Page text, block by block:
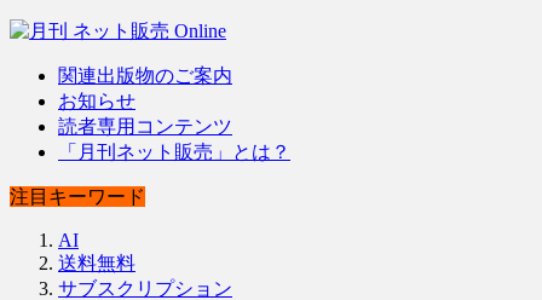
関連出版物のご案内
お知らせ
読者専用コンテンツ
「月刊ネット販売」とは？
注目キーワード
AI
送料無料
サブスクリプション